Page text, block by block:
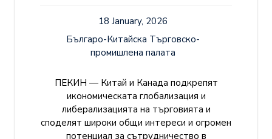
18 January, 2026
Българо-Китайска Търговско-
промишлена палaта
ПЕКИН — Китай и Канада подкрепят
икономическата глобализация и
либерализацията на търговията и
споделят широки общи интереси и огромен
потенциал за сътрудничество в